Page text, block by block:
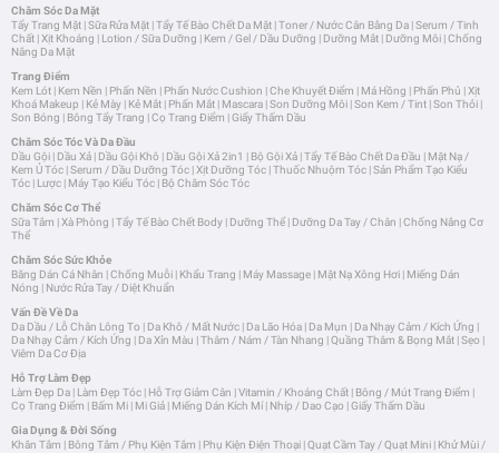
Chăm Sóc Da Mặt
Tẩy Trang Mặt |Sữa Rửa Mặt |Tẩy Tế Bào Chết Da Mặt |Toner / Nước Cân Bằng Da |Serum / Tinh
Chất |Xịt Khoáng | Lotion / Sữa Dưỡng | Kem / Gel / Dầu Dưỡng | Dưỡng Mắt | Dưỡng Môi |Chống
Nắng Da Mặt
Trang Điểm
Kem Lót | Kem Nền | Phấn Nền | Phấn Nước Cushion |Che Khuyết Điểm | Má Hồng | Phấn Phủ |Xịt
Khoá Makeup | Kẻ Mày | Kẻ Mắt | Phấn Mắt | Mascara |Son Dưỡng Môi |Son Kem / Tint |Son Thỏi |
Son Bóng | Bông Tẩy Trang |Cọ Trang Điểm |Giấy Thấm Dầu
Chăm Sóc Tóc Và Da Đầu
Dầu Gội | Dầu Xả | Dầu Gội Khô | Dầu Gội Xả 2in1 | Bộ Gội Xả |Tẩy Tế Bào Chết Da Đầu | Mặt Nạ /
Kem Ủ Tóc |Serum / Dầu Dưỡng Tóc |Xịt Dưỡng Tóc |Thuốc Nhuộm Tóc |Sản Phẩm Tạo Kiểu
Tóc | Lược | Máy Tạo Kiểu Tóc | Bộ Chăm Sóc Tóc
Chăm Sóc Cơ Thể
Sữa Tắm |Xà Phòng |Tẩy Tế Bào Chết Body | Dưỡng Thể | Dưỡng Da Tay / Chân |Chống Nắng Cơ
Thể
Chăm Sóc Sức Khỏe
Băng Dán Cá Nhân |Chống Muỗi | Khẩu Trang | Máy Massage | Mặt Nạ Xông Hơi | Miếng Dán
Nóng | Nước Rửa Tay / Diệt Khuẩn
Vấn Đề Về Da
Da Dầu / Lỗ Chân Lông To | Da Khô / Mất Nước | Da Lão Hóa | Da Mụn | Da Nhạy Cảm / Kích Ứng |
Da Nhạy Cảm / Kích Ứng | Da Xỉn Màu |Thâm / Nám / Tàn Nhang |Quầng Thâm & Bọng Mắt |Sẹo |
Viêm Da Cơ Địa
Hỗ Trợ Làm Đẹp
Làm Đẹp Da | Làm Đẹp Tóc | Hỗ Trợ Giảm Cân |Vitamin / Khoáng Chất | Bông / Mút Trang Điểm |
Cọ Trang Điểm | Bấm Mi | Mi Giả | Miếng Dán Kích Mí| Nhíp / Dao Cạo |Giấy Thấm Dầu
Gia Dụng & Đời Sống
Khăn Tắm | Bông Tắm / Phụ Kiện Tắm | Phụ Kiện Điện Thoại |Quạt Cầm Tay / Quạt Mini | Khử Mùi /